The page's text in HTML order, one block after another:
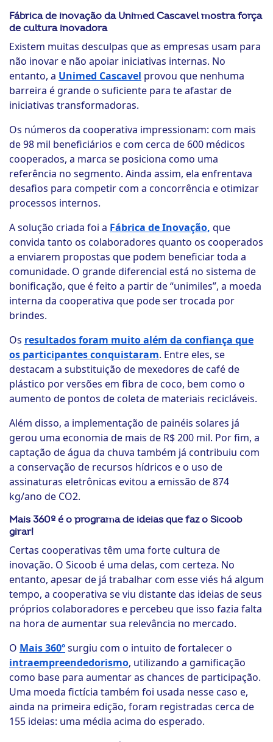
Fábrica de inovação da Unimed Cascavel mostra força
de cultura inovadora
Existem muitas desculpas que as empresas usam para
não inovar e não apoiar iniciativas internas. No
entanto, a Unimed Cascavel provou que nenhuma
barreira é grande o suficiente para te afastar de
iniciativas transformadoras.
Os números da cooperativa impressionam: com mais
de 98 mil beneficiários e com cerca de 600 médicos
cooperados, a marca se posiciona como uma
referência no segmento. Ainda assim, ela enfrentava
desafios para competir com a concorrência e otimizar
processos internos.
A solução criada foi a Fábrica de Inovação, que
convida tanto os colaboradores quanto os cooperados
a enviarem propostas que podem beneficiar toda a
comunidade. O grande diferencial está no sistema de
bonificação, que é feito a partir de “unimiles”, a moeda
interna da cooperativa que pode ser trocada por
brindes.
Os resultados foram muito além da confiança que
os participantes conquistaram. Entre eles, se
destacam a substituição de mexedores de café de
plástico por versões em fibra de coco, bem como o
aumento de pontos de coleta de materiais recicláveis.
Além disso, a implementação de painéis solares já
gerou uma economia de mais de R$ 200 mil. Por fim, a
captação de água da chuva também já contribuiu com
a conservação de recursos hídricos e o uso de
assinaturas eletrônicas evitou a emissão de 874
kg/ano de CO2.
Mais 360º é o programa de ideias que faz o Sicoob
girar!
Certas cooperativas têm uma forte cultura de
inovação. O Sicoob é uma delas, com certeza. No
entanto, apesar de já trabalhar com esse viés há algum
tempo, a cooperativa se viu distante das ideias de seus
próprios colaboradores e percebeu que isso fazia falta
na hora de aumentar sua relevância no mercado.
O Mais 360ºsurgiu com o intuito de fortalecer o
intraempreendedorismo, utilizando a gamificação
como base para aumentar as chances de participação.
Uma moeda fictícia também foi usada nesse caso e,
ainda na primeira edição, foram registradas cerca de
155 ideias: uma média acima do esperado.